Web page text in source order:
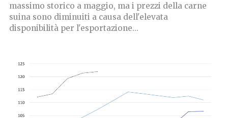
massimo storico a maggio, ma i prezzi della carne
suina sono diminuiti a causa dell'elevata
disponibilità per l'esportazione...